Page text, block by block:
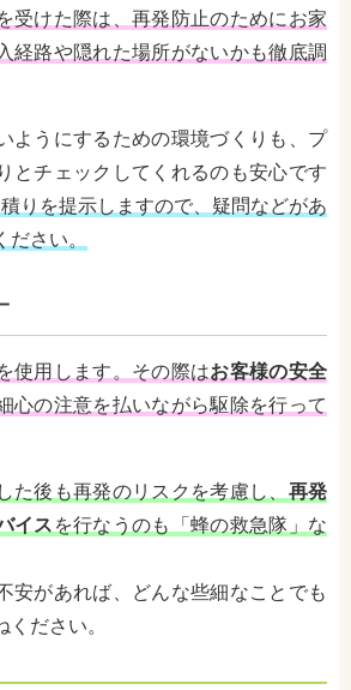
受けた際は、再発防止のためにお家
経路や隠れた場所がないかも徹底調
ようにするための環境づくりも、プ
とチェックしてくれるのも安心です
りを提示しますので、疑問などがあ
さい。
使用します。その際はお客様の安全
心の注意を払いながら駆除を行って
た後も再発のリスクを考慮し、 再発
イス を行なうのも「蜂の救急隊」な
安があれば、どんな些細なことでも
ださい。